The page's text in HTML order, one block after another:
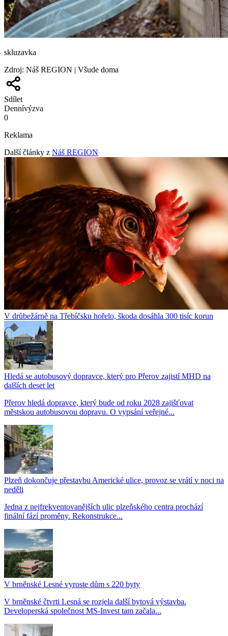
skluzavka
Zdroj: Náš REGION | Všude doma
Sdílet
Dennívýzva
0
Reklama
Další články z Náš REGION
V drůbežárně na Třebíčsku hořelo, škoda dosáhla 300 tisíc korun
Hledá se autobusový dopravce, který pro Přerov zajistí MHD na
dalších deset let
Přerov hledá dopravce, který bude od roku 2028 zajišťovat
městskou autobusovou dopravu. O vypsání veřejné...
Plzeň dokončuje přestavbu Americké ulice, provoz se vrátí v noci na
neděli
Jedna z nejfrekventovanějších ulic plzeňského centra prochází
finální fází proměny. Rekonstrukce...
V brněnské Lesné vyroste dům s 220 byty
V brněnské čtvrti Lesná se rozjela další bytová výstavba.
Developerská společnost MS-Invest tam začala...